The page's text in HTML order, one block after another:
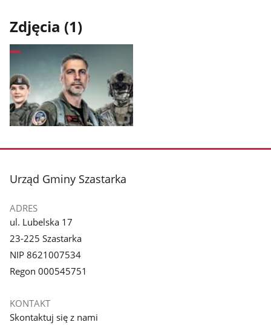
Zdjęcia (1)
galerii.
stopka
Urząd Gminy Szastarka
ADRES
ul. Lubelska 17
23-225 Szastarka
NIP 8621007534
Regon 000545751
KONTAKT
Skontaktuj się z nami